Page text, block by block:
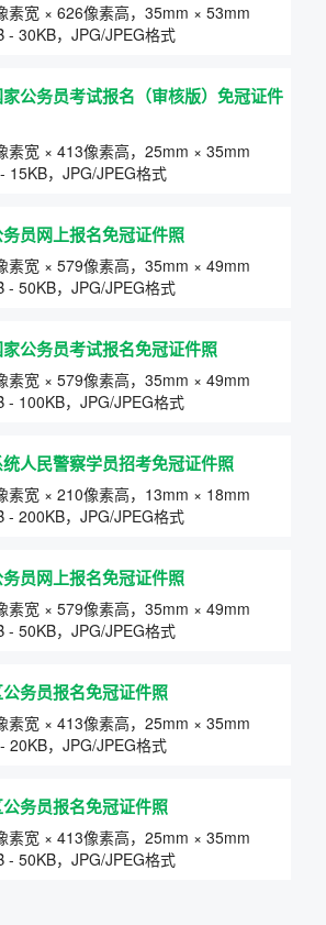
素宽 × 626像素高，35mm × 53mm
- 30KB，JPG/JPEG格式
家公务员考试报名（审核版）免冠证件
素宽 × 413像素高，25mm × 35mm
15KB，JPG/JPEG格式
员网上报名免冠证件照
素宽 × 579像素高，35mm × 49mm
- 50KB，JPG/JPEG格式
家公务员考试报名免冠证件照
素宽 × 579像素高，35mm × 49mm
- 100KB，JPG/JPEG格式
人民警察学员招考免冠证件照
素宽 × 210像素高，13mm × 18mm
- 200KB，JPG/JPEG格式
员网上报名免冠证件照
素宽 × 579像素高，35mm × 49mm
- 50KB，JPG/JPEG格式
务员报名免冠证件照
素宽 × 413像素高，25mm × 35mm
20KB，JPG/JPEG格式
务员报名免冠证件照
素宽 × 413像素高，25mm × 35mm
- 50KB，JPG/JPEG格式